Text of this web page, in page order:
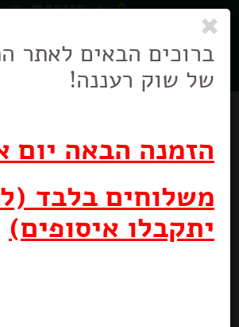
ניווט
בניווט
ברוכים הבאים לאתר
של שוק רעננה!
הזמנה הבאה יום א'
משלוחים בלבד
יתקבלו איסופים)